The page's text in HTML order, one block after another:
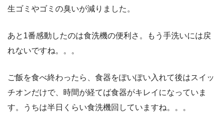
生ゴミやゴミの臭いが減りました。
あと1番感動したのは食洗機の便利さ。もう手洗いには戻
れないですね。。。
ご飯を食べ終わったら、食器をぽいぽい入れて後はスイッ
チオンだけで、時間が経てば食器がキレイになっていま
す。うちは半日くらい食洗機回していますね。。。